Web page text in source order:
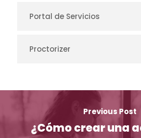
Portal de Servicios
Proctorizer
Previous Post
¿Cómo crear una